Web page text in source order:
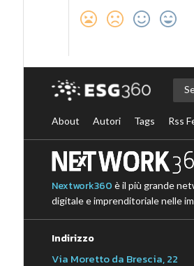
About Autori Tags Rss
Nextwork360 è il più grande
digitale e imprenditoriale nelle
Indirizzo
Via Moretto da Brescia, 22